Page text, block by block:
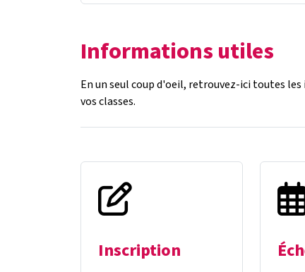
Informations utiles
En un seul coup d'oeil, retrouvez-ici toutes
vos classes.
Inscription